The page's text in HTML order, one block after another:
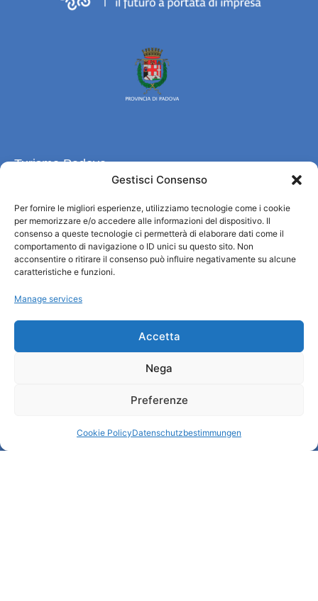
Gestisci Consenso
Per fornire le migliori esperienze, utilizziamo tecnologie come i cookie
per memorizzare e/o accedere alle informazioni del dispositivo. Il
consenso a queste tecnologie ci permetterà di elaborare dati come il
comportamento di navigazione o ID unici su questo sito. Non
acconsentire o ritirare il consenso può influire negativamente su alcune
caratteristiche e funzioni.
Manage services
Accetta
Nega
Preferenze
Cookie PolicyDatenschutzbestimmungen
Turismo Padova
Informationsbüro und touristenempfang / IAT
Datenschutzbestimmungen
Cookie Policy (UE)
Credits
Informationen